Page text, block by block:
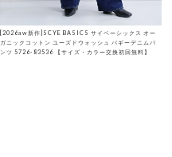
[2026aw新作]SCYE BASICS サイベーシックス オー
ガニックコットン ユーズドウォッシュ バギーデニムパ
ンツ 5726-83536 【サイズ・カラー交換初回無料】